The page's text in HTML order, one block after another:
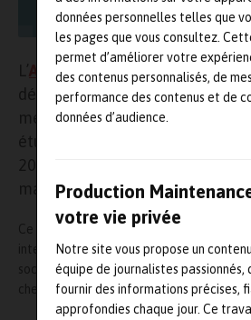
données personnelles telles que
les pages que vous consultez.
permet d’améliorer votre
des contenus personnalisés, de
performance des contenus et de
données d’audience.
Production
votre vie privée
Notre site vous propose un
équipe de journalistes passionnés,
fournir des informations précises,
approfondies chaque jour. Ce
L’AfimetAraikoorganiseront
découvrir et analyser les
menée par les deux partenaires
étude, dont le questionnaire
20 janvier, porte sur les coûts
maintenance.
Ce webinaire se déroulera le vendredi 27
intervenir Didier Chapuis, membre de
sociétéCapMaint, et Fabrice Lore,
chez
Araïko.